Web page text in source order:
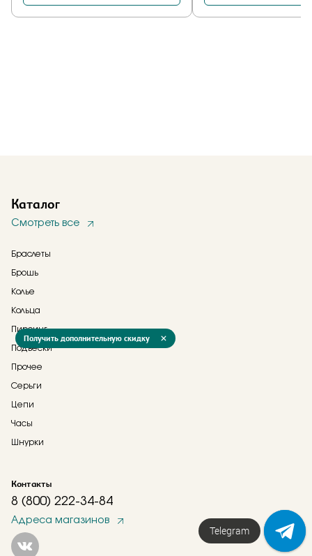
Каталог
Смотреть все
Браслеты
Брошь
Колье
Кольца
Пирсинг
Подвески
Прочее
Серьги
Цепи
Часы
Шнурки
Контакты
8 (800) 222-34-84
Адреса магазинов
Получить дополнительную скидку
Telegram